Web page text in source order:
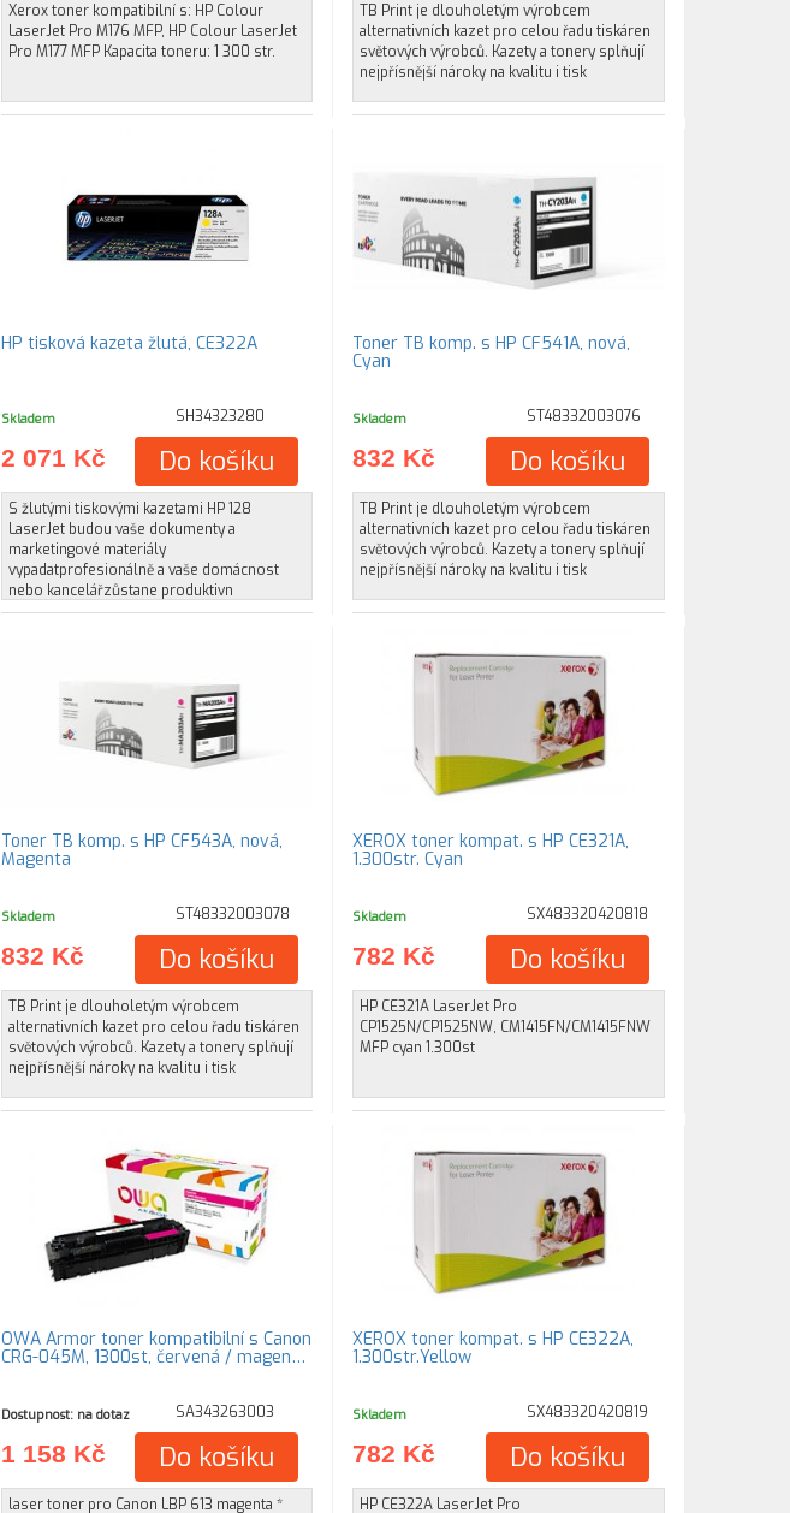
Xerox toner kompatibilní s: HP Colour
LaserJet Pro M176 MFP, HP Colour LaserJet
Pro M177 MFP Kapacita toneru: 1 300 str.
TB Print je dlouholetým výrobcem
alternativních kazet pro celou řadu tiskáren
světových výrobců. Kazety a tonery splňují
nejpřísnější nároky na kvalitu i tisk
HP tisková kazeta žlutá, CE322A
Skladem SH34323280
2 071 Kč Do košíku
S žlutými tiskovými kazetami HP 128
LaserJet budou vaše dokumenty a
marketingové materiály
vypadatprofesionálně a vaše domácnost
nebo kancelářzůstane produktivn
Toner TB komp. s HP CF541A, nová,
Cyan
Skladem ST48332003076
832 Kč Do košíku
TB Print je dlouholetým výrobcem
alternativních kazet pro celou řadu tiskáren
světových výrobců. Kazety a tonery splňují
nejpřísnější nároky na kvalitu i tisk
Toner TB komp. s HP CF543A, nová,
Magenta
Skladem ST48332003078
832 Kč Do košíku
TB Print je dlouholetým výrobcem
alternativních kazet pro celou řadu tiskáren
světových výrobců. Kazety a tonery splňují
nejpřísnější nároky na kvalitu i tisk
XEROX toner kompat. s HP CE321A,
1.300str. Cyan
Skladem SX483320420818
782 Kč Do košíku
HP CE321A LaserJet Pro
CP1525N/CP1525NW, CM1415FN/CM1415FNW
MFP cyan 1.300st
OWA Armor toner kompatibilní s Canon
CRG-045M, 1300st, červená / magen…
Dostupnost: na dotaz SA343263003
1 158 Kč Do košíku
laser toner pro Canon LBP 613 magenta *
XEROX toner kompat. s HP CE322A,
1.300str.Yellow
Skladem SX483320420819
782 Kč Do košíku
HP CE322A LaserJet Pro